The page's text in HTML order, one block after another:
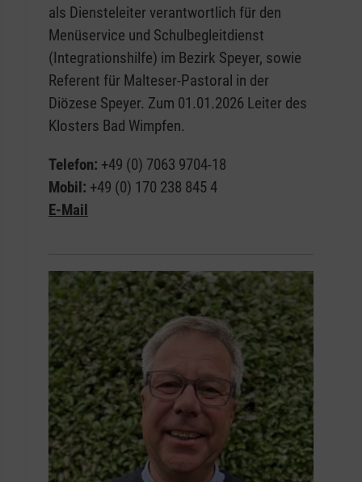
als Diensteleiter verantwortlich für den
Menüservice und Schulbegleitdienst
(Integrationshilfe) im Bezirk Speyer, sowie
Referent für Malteser-Pastoral in der
Diözese Speyer. Zum 01.01.2026 Leiter des
Klosters Bad Wimpfen.
Telefon: +49 (0) 7063 9704-18
Mobil: +49 (0) 170 238 845 4
E-Mail